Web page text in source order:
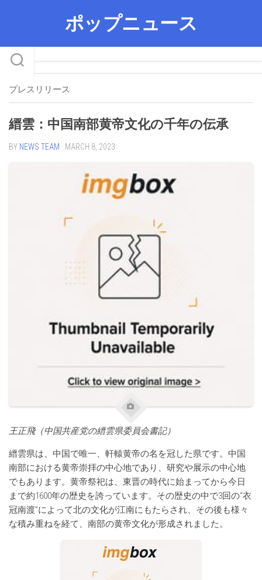
ポップニュース
プレスリリース
縉雲：中国南部黄帝文化の千年の伝承
BY NEWS TEAM · MARCH 8, 2023
王正飛（中国共産党の縉雲県委員会書記）
縉雲県は、中国で唯一、軒轅黄帝の名を冠した県です。中国
南部における黄帝崇拝の中心地であり、研究や展示の中心地
でもあります。黄帝祭祀は、東晋の時代に始まってから今日
まで約1600年の歴史を誇っています。その歴史の中で3回の“衣
冠南渡”によって北の文化が江南にもたらされ、その後も様々
な積み重ねを経て、南部の黄帝文化が形成されました。